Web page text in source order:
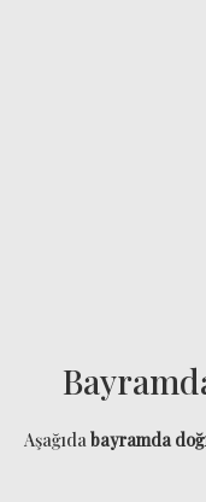
Aşağıdabayramda